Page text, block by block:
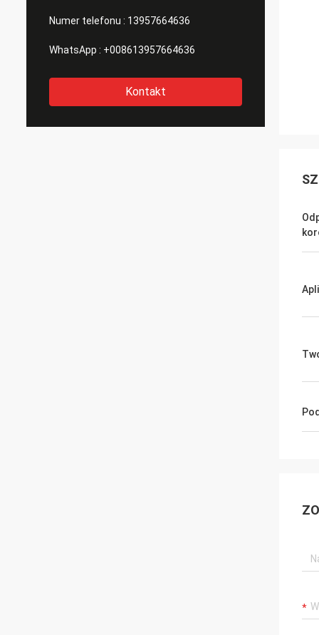
Numer telefonu : 13957664636
WhatsApp : +008613957664636
Kontakt